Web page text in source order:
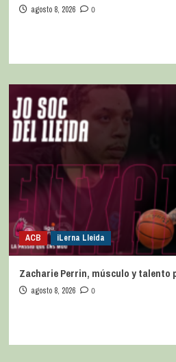
agosto 8, 2026 0
ACB iLerna Lleida
Zacharie Perrin, músculo y talento
agosto 8, 2026 0